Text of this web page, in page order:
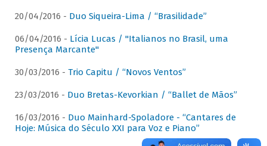
20/04/2016 - Duo Siqueira-Lima / “Brasilidade”
06/04/2016 - Lícia Lucas / "Italianos no Brasil, uma
Presença Marcante"
30/03/2016 - Trio Capitu / “Novos Ventos”
23/03/2016 - Duo Bretas-Kevorkian / “Ballet de Mãos”
16/03/2016 - Duo Mainhard-Spoladore - “Cantares de
Hoje: Música do Século XXI para Voz e Piano”